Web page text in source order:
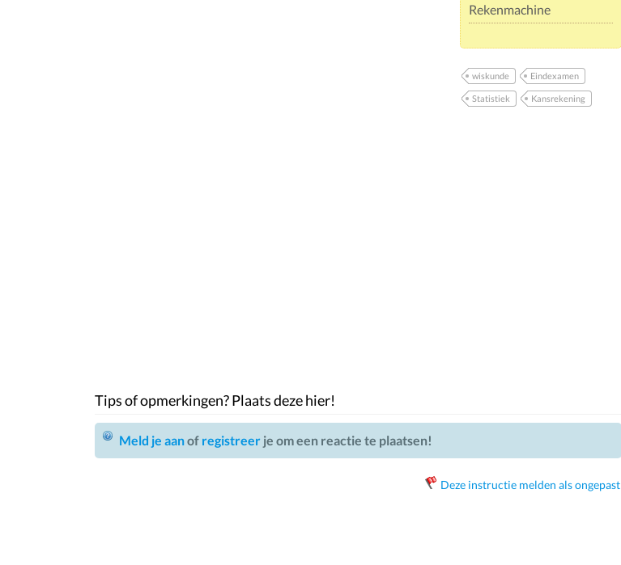
Rekenmachine
wiskunde Eindexamen
Statistiek Kansrekening
Tips of opmerkingen? Plaats deze hier!
Meld je aanof registreer je om een reactie te plaatsen!
Deze instructie melden als ongepast